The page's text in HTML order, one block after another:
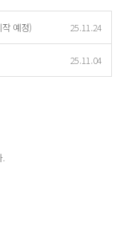
예정) 25.11.24
25.11.04
.